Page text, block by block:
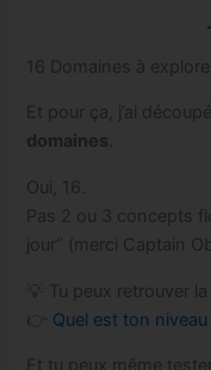
16 Domaines à
Et pour ça, j’ai
domaines
Oui, 16.
Pas 2 ou 3 concepts
jour” (merci Captain
💡 Tu peux retrouver la
👉 Quel est ton
Et tu peux même